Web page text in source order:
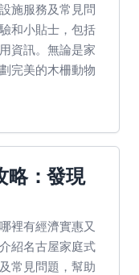
施服務及常見問
和小貼士，包括
資訊。無論是家
完美的木柵動物
略：發現
裡有經濟實惠又
紹名古屋家庭式
常見問題，幫助